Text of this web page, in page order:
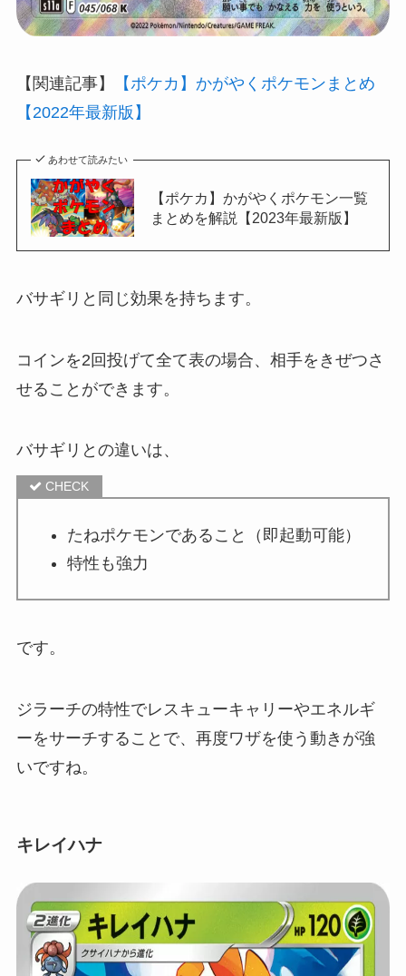
【関連記事】
【ポケカ】かがやくポケモンまとめ
【2022年最新版】
あわせて読みたい
【ポケカ】かがやくポケモン一覧
まとめを解説【2023年最新版】
バサギリと同じ効果を持ちます。
コインを2回投げて全て表の場合、相手をきぜつさ
せることができます。
バサギリとの違いは、
たねポケモンであること（即起動可能）
特性も強力
です。
ジラーチの特性でレスキューキャリーやエネルギ
ーをサーチすることで、再度ワザを使う動きが強
いですね。
キレイハナ